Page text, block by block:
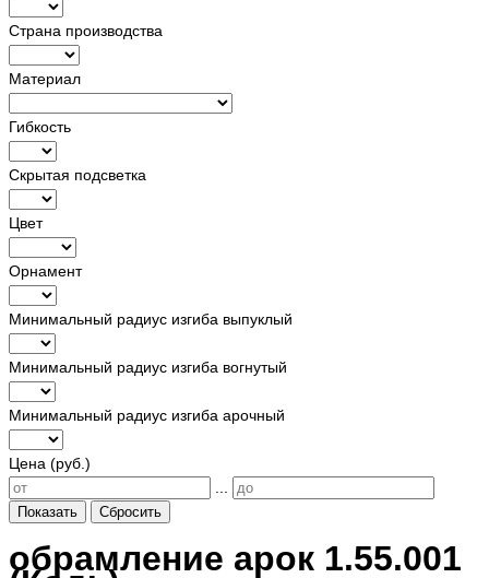
Страна производства
Материал
Гибкость
Скрытая подсветка
Цвет
Орнамент
Минимальный радиус изгиба выпуклый
Минимальный радиус изгиба вогнутый
Минимальный радиус изгиба арочный
Цена (руб.)
Показать Сбросить
обрамление арок 1.55.001